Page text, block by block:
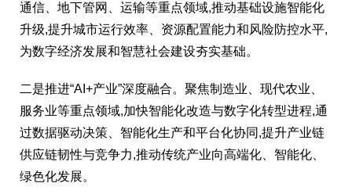
通信、地下管网、运输等重点领域,推动基础设施智能化
升级,提升城市运行效率、资源配置能力和风险防控水平,
为数字经济发展和智慧社会建设夯实基础。
二是推进“AI+产业”深度融合。聚焦制造业、现代农业、
服务业等重点领域,加快智能化改造与数字化转型进程,通
过数据驱动决策、智能化生产和平台化协同,提升产业链
供应链韧性与竞争力,推动传统产业向高端化、智能化、
绿色化发展。